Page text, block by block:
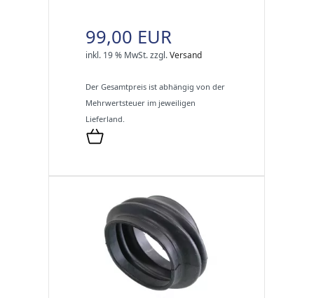
99,00 EUR
inkl. 19 % MwSt.zzgl.Versand
Der Gesamtpreis ist abhängig von der
Mehrwertsteuer im jeweiligen
Lieferland.